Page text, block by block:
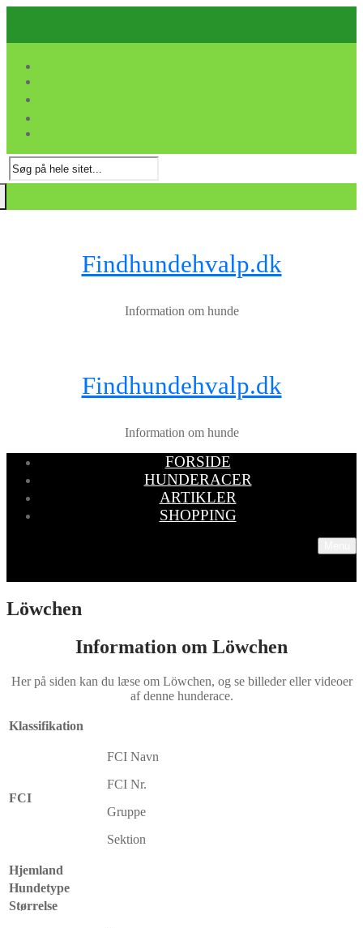
indhold
Søg
efter:
Findhundehvalp.dk
Information om hunde
Findhundehvalp.dk
Information om hunde
FORSIDE
HUNDERACER
ARTIKLER
SHOPPING
Löwchen
Information om Löwchen
Her på siden kan du læse om Löwchen, og se billeder eller videoer
af denne hunderace.
Klassifikation
FCI
FCI Navn
FCI Nr.
Gruppe
Sektion
Hjemland
Hundetype
Størrelse